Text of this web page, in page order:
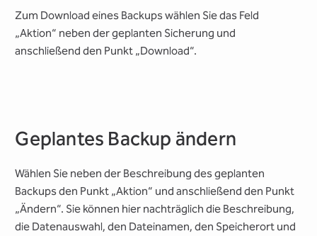
Zum Download eines Backups wählen Sie das Feld
„Aktion“ neben der geplanten Sicherung und
anschließend den Punkt „Download“.
Geplantes Backup ändern
Wählen Sie neben der Beschreibung des geplanten
Backups den Punkt „Aktion“ und anschließend den Punkt
„Ändern“. Sie können hier nachträglich die Beschreibung,
die Datenauswahl, den Dateinamen, den Speicherort und